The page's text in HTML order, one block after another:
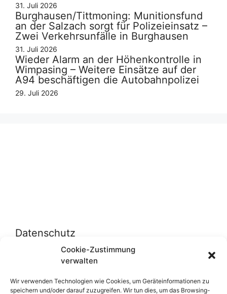
Cookie-Zustimmung
verwalten
Wir verwenden Technologien wie Cookies, um Geräteinformationen zu
speichern und/oder darauf zuzugreifen. Wir tun dies, um das Browsing-
31. Juli 2026
Burghausen/Tittmoning: Munitionsfund
an der Salzach sorgt für Polizeieinsatz –
Zwei Verkehrsunfälle in Burghausen
31. Juli 2026
Wieder Alarm an der Höhenkontrolle in
Wimpasing – Weitere Einsätze auf der
A94 beschäftigen die Autobahnpolizei
29. Juli 2026
Datenschutz
Datenschutzerklärung
Cookie-Richtlinie (EU)